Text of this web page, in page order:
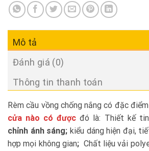
Mô tả
Đánh giá (0)
Thông tin thanh toán
Rèm cầu vồng chống nắng có đặc
cửa nào có được đó là: Thiết kế
chỉnh ánh sáng; kiểu dáng hiện đại,
hợp mọi không gian; Chất liệu vải